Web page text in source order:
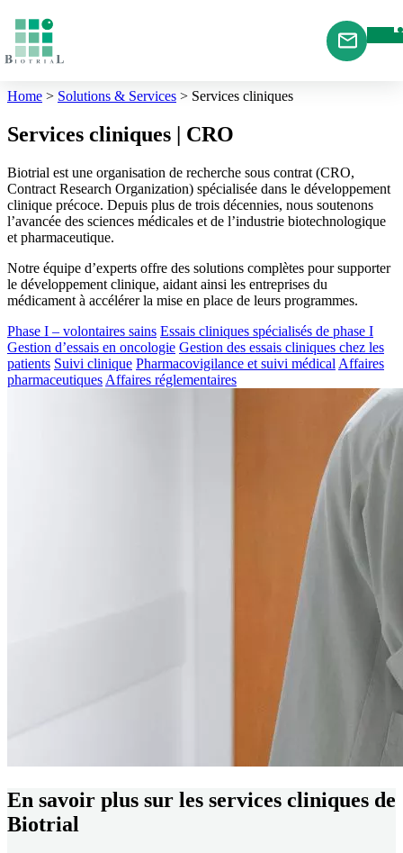
Home > Solutions & Services > Services cliniques
Services cliniques | CRO
Biotrial est une organisation de recherche sous contrat (CRO,
Contract Research Organization) spécialisée dans le développement
clinique précoce. Depuis plus de trois décennies, nous soutenons
l’avancée des sciences médicales et de l’industrie biotechnologique
et pharmaceutique.
Notre équipe d’experts offre des solutions complètes pour supporter
le développement clinique, aidant ainsi les entreprises du
médicament à accélérer la mise en place de leurs programmes.
Phase I – volontaires sains Essais cliniques spécialisés de phase I
Gestion d’essais en oncologie Gestion des essais cliniques chez les
patients Suivi clinique Pharmacovigilance et suivi médical Affaires
pharmaceutiques Affaires réglementaires
En savoir plus sur les services cliniques de
Biotrial